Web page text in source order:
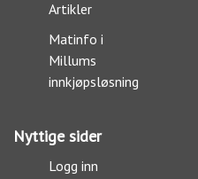
Artikler
Matinfo i
Millums
innkjøpsløsning
Nyttige sider
Logg inn